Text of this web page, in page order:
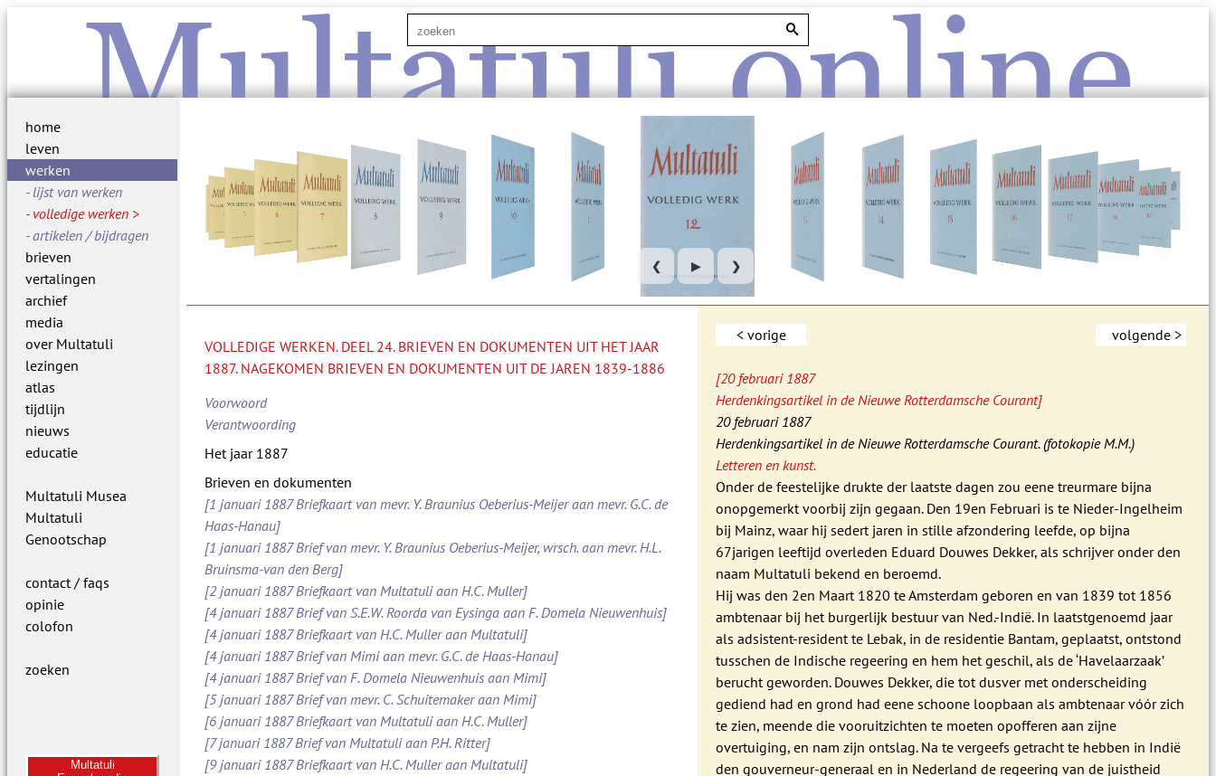
Multatuli.online
home
leven
werken
lijst van werken
volledige werken
artikelen / bijdragen
brieven
vertalingen
archief
media
over Multatuli
lezingen
atlas
tijdlijn
nieuws
educatie
Multatuli Musea
Multatuli
Genootschap
contact / faqs
opinie
colofon
zoeken
Multatuli
❮ ▶ ❯
VOLLEDIGE WERKEN. DEEL 24. BRIEVEN EN DOKUMENTEN UIT HET JAAR
1887. NAGEKOMEN BRIEVEN EN DOKUMENTEN UIT DE JAREN 1839-1886
Voorwoord
Verantwoording
Het jaar 1887
Brieven en dokumenten
[1 januari 1887 Briefkaart van mevr. Y. Braunius Oeberius-Meijer aan mevr. G.C. de
Haas-Hanau]
[1 januari 1887 Brief van mevr. Y. Braunius Oeberius-Meijer, wrsch. aan mevr. H.L.
Bruinsma-van den Berg]
[2 januari 1887 Briefkaart van Multatuli aan H.C. Muller]
[4 januari 1887 Brief van S.E.W. Roorda van Eysinga aan F. Domela Nieuwenhuis]
[4 januari 1887 Briefkaart van H.C. Muller aan Multatuli]
[4 januari 1887 Brief van Mimi aan mevr. G.C. de Haas-Hanau]
[4 januari 1887 Brief van F. Domela Nieuwenhuis aan Mimi]
[5 januari 1887 Brief van mevr. C. Schuitemaker aan Mimi]
[6 januari 1887 Briefkaart van Multatuli aan H.C. Muller]
[7 januari 1887 Brief van Multatuli aan P.H. Ritter]
[9 januari 1887 Briefkaart van H.C. Muller aan Multatuli]
< vorige volgende >
[20 februari 1887
Herdenkingsartikel in de Nieuwe Rotterdamsche Courant]
20 februari 1887
Herdenkingsartikel in de Nieuwe Rotterdamsche Courant. (fotokopie M.M.)
Letteren en kunst.
Onder de feestelijke drukte der laatste dagen zou eene treurmare bijna
onopgemerkt voorbij zijn gegaan. Den 19en Februari is te Nieder-Ingelheim
bij Mainz, waar hij sedert jaren in stille afzondering leefde, op bijna
67jarigen leeftijd overleden Eduard Douwes Dekker, als schrijver onder den
naam Multatuli bekend en beroemd.
Hij was den 2en Maart 1820 te Amsterdam geboren en van 1839 tot 1856
ambtenaar bij het burgerlijk bestuur van Ned.-Indië. In laatstgenoemd jaar
als adsistent-resident te Lebak, in de residentie Bantam, geplaatst, ontstond
tusschen de Indische regeering en hem het geschil, als de ‘Havelaarzaak’
berucht geworden. Douwes Dekker, die tot dusver met onderscheiding
gediend had en grond had eene schoone loopbaan als ambtenaar vóór zich
te zien, meende die vooruitzichten te moeten opofferen aan zijne
overtuiging, en nam zijn ontslag. Na te vergeefs getracht te hebben in Indië
den gouverneur-generaal en in Nederland de regeering van de juistheid